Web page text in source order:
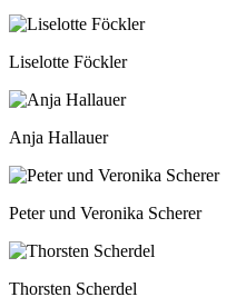
Liselotte Föckler
Anja Hallauer
Peter und Veronika Scherer
Thorsten Scherdel